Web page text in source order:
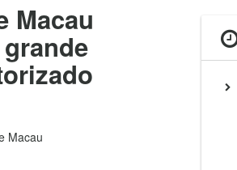
Macau
Macau